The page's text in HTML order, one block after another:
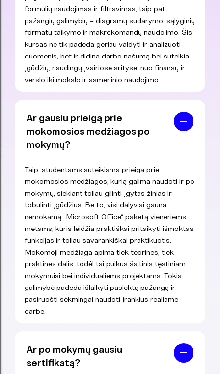
formulių naudojimas ir filtravimas, taip pat
pažangių galimybių – diagramų sudarymo, sąlyginių
formatų taikymo ir makrokomandų naudojimo. Šis
kursas ne tik padeda geriau valdyti ir analizuoti
duomenis, bet ir didina darbo našumą bei suteikia
įgūdžių, naudingų įvairiose srityse: nuo finansų ir
verslo iki mokslo ir asmeninio naudojimo.
Ar gausiu prieigą prie
mokomosios medžiagos po
mokymų?
Taip, studentams suteikiama prieiga prie
mokomosios medžiagos, kurią galima naudoti ir po
mokymų, siekiant toliau gilinti įgytas žinias ir
tobulinti įgūdžius. Be to, visi dalyviai gauna
nemokamą „Microsoft Office“ paketą vieneriems
metams, kuris leidžia praktiškai pritaikyti išmoktas
funkcijas ir toliau savarankiškai praktikuotis.
Mokomoji medžiaga apima tiek teorines, tiek
praktines dalis, todėl tai puikus šaltinis tęstiniam
mokymuisi bei individualiems projektams. Tokia
galimybė padeda išlaikyti pasiektą pažangą ir
pasiruošti sėkmingai naudoti įrankius realiame
darbe.
Ar po mokymų gausiu
sertifikatą?